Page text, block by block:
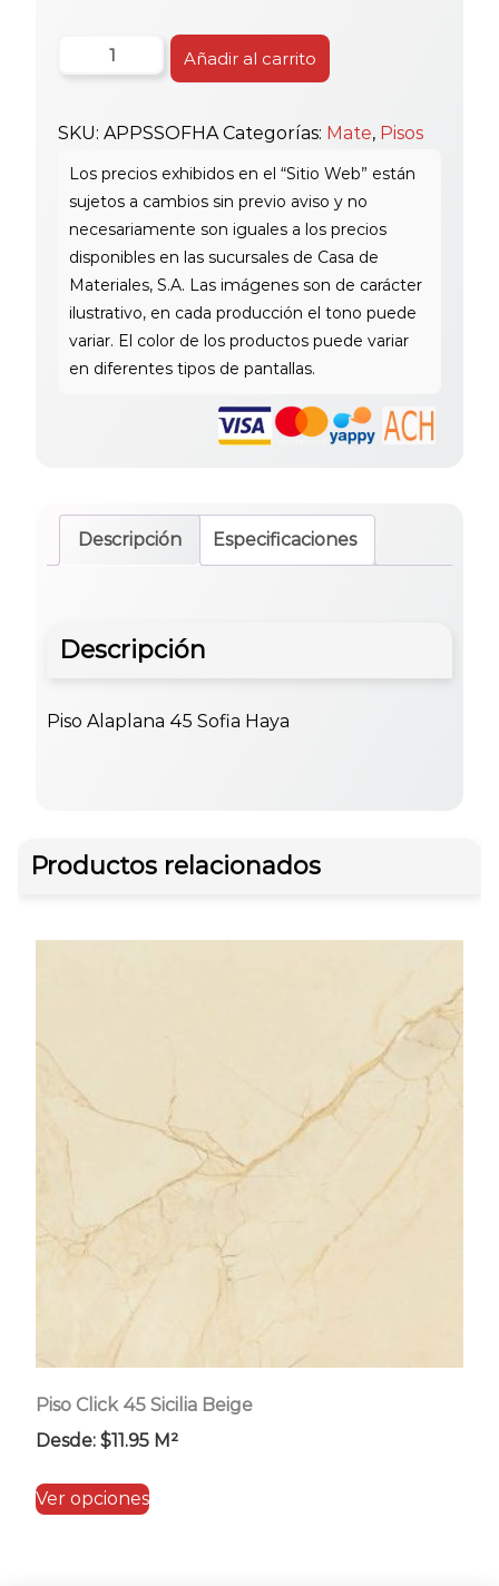
Alaplana
Sofia
Haya
cantidad
Añadir al carrito
SKU: APPSSOFHA Categorías: Mate, Pisos
Descripción Especificaciones
Descripción
Piso Alaplana 45 Sofia Haya
Productos relacionados
Piso Click 45 Sicilia Beige
Desde: $11.95 M²
Ver opciones